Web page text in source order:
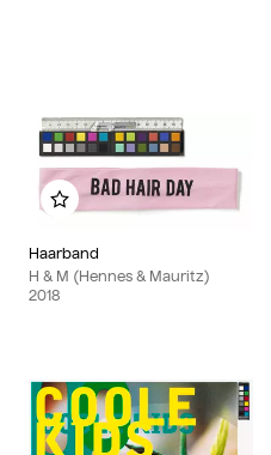
Haarband
H & M (Hennes & Mauritz)
2018
Zu meinem Album